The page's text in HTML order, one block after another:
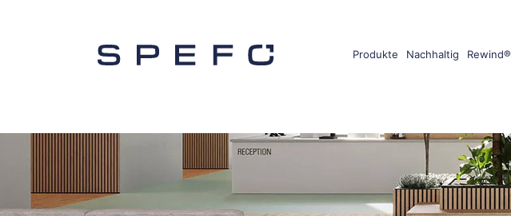
Produkte Nachhaltig Rewind®